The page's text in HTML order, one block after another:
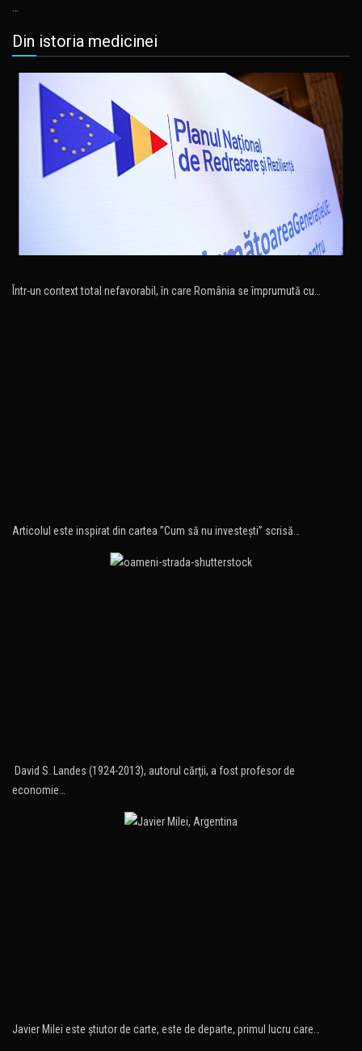
…
Din istoria medicinei
Într-un context total nefavorabil, în care România se împrumută cu…
Articolul este inspirat din cartea ”Cum să nu investeşti” scrisă…
David S. Landes (1924-2013), autorul cărţii, a fost profesor de
economie…
Javier Milei este ştiutor de carte, este de departe, primul lucru care…